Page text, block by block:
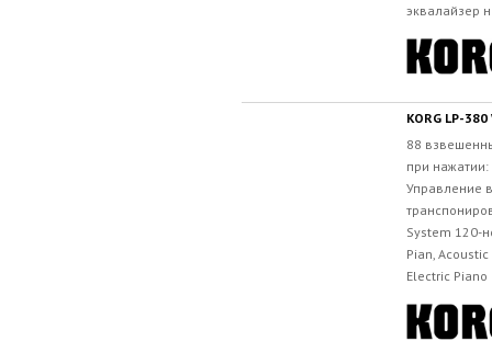
эквалайзер
KORG LP-380
88
при нажатии:
Управление
System 120-
Pian,
Electric Piano